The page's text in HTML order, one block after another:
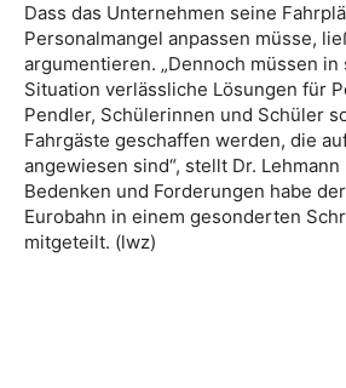
Dass das Unternehmen seine
Personalmangel anpassen müsse,
argumentieren. „Dennoch müssen
Situation verlässliche Lösungen für
Pendler, Schülerinnen und Schüler
Fahrgäste geschaffen werden, die
angewiesen sind“, stellt Dr. Lehmann
Bedenken und Forderungen habe
Eurobahn in einem gesonderten
mitgeteilt. (lwz)